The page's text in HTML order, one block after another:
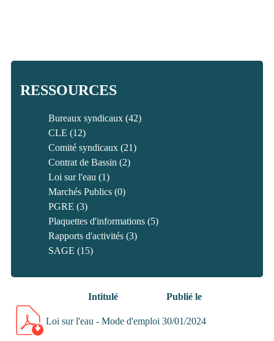
RESSOURCES
Bureaux syndicaux (42)
CLE (12)
Comité syndicaux (21)
Contrat de Bassin (2)
Loi sur l'eau (1)
Marchés Publics (0)
PGRE (3)
Plaquettes d'informations (5)
Rapports d'activités (3)
SAGE (15)
Intitulé Publié le
Loi sur l'eau - Mode d'emploi 30/01/2024